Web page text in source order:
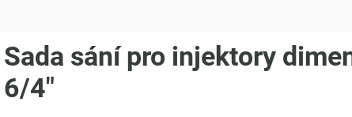
Sada sání pro injektory
6/4"